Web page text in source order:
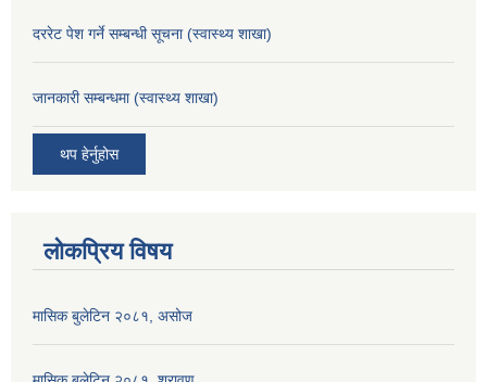
दररेट पेश गर्ने सम्बन्धी सूचना (स्वास्थ्य शाखा)
जानकारी सम्बन्धमा (स्वास्थ्य शाखा)
थप हेर्नुहोस
लोकप्रिय विषय
मासिक बुलेटिन २०८१, असोज